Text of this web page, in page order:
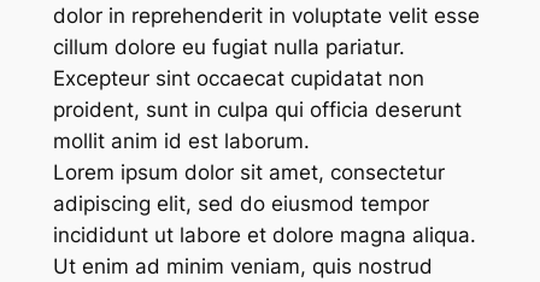
dolor in reprehenderit in voluptate velit esse
cillum dolore eu fugiat nulla pariatur.
Excepteur sint occaecat cupidatat non
proident, sunt in culpa qui officia deserunt
mollit anim id est laborum.
Lorem ipsum dolor sit amet, consectetur
adipiscing elit, sed do eiusmod tempor
incididunt ut labore et dolore magna aliqua.
Ut enim ad minim veniam, quis nostrud